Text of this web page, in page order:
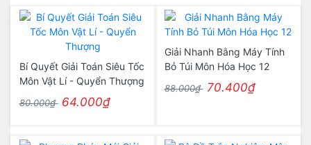
Bí Quyết Giải Toán Siêu Tốc
Môn Vật Lí - Quyển Thượng
80.000₫ 64.000₫
Giải Nhanh Bằng Máy Tính
Bỏ Túi Môn Hóa Học 12
88.000₫ 70.400₫